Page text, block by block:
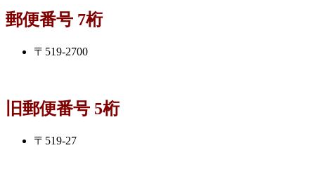
郵便番号 7桁
〒519-2700
旧郵便番号 5桁
〒519-27